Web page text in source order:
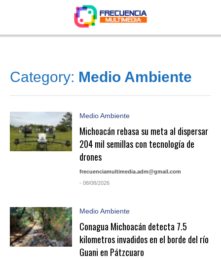
Category: Medio Ambiente
Medio Ambiente
Michoacán rebasa su meta al dispersar
204 mil semillas con tecnología de
drones
frecuenciamultimedia.adm@gmail.com
- 08/08/2026
Medio Ambiente
Conagua Michoacán detecta 7.5
kilometros invadidos en el borde del río
Guani en Pátzcuaro